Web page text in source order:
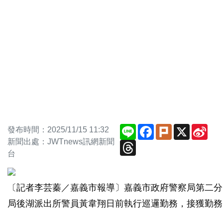
發布時間：2025/11/15 11:32
新聞出處：JWTnews訊網新聞
台
Line Facebook
PlurkX
Threads
〔記者李芸蓁／嘉義市報導〕嘉義市政府警察局第二分
局後湖派出所警員黃韋翔日前執行巡邏勤務，接獲勤務